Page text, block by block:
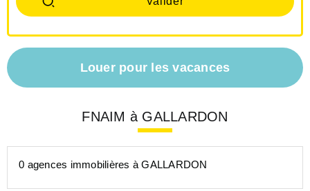
Louer pour les vacances
FNAIM à GALLARDON
0 agences immobilières à GALLARDON